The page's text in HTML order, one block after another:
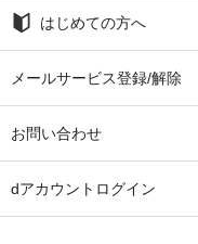
はじめての方へ
メールサービス登録/解除
お問い合わせ
dアカウントログイン